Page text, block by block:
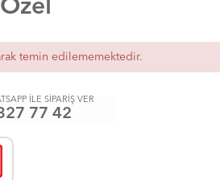
temin edilememektedir.
İLE SİPARİŞ VER
77 42